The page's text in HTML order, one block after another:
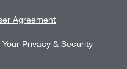
Agreement
Your Privacy & Security